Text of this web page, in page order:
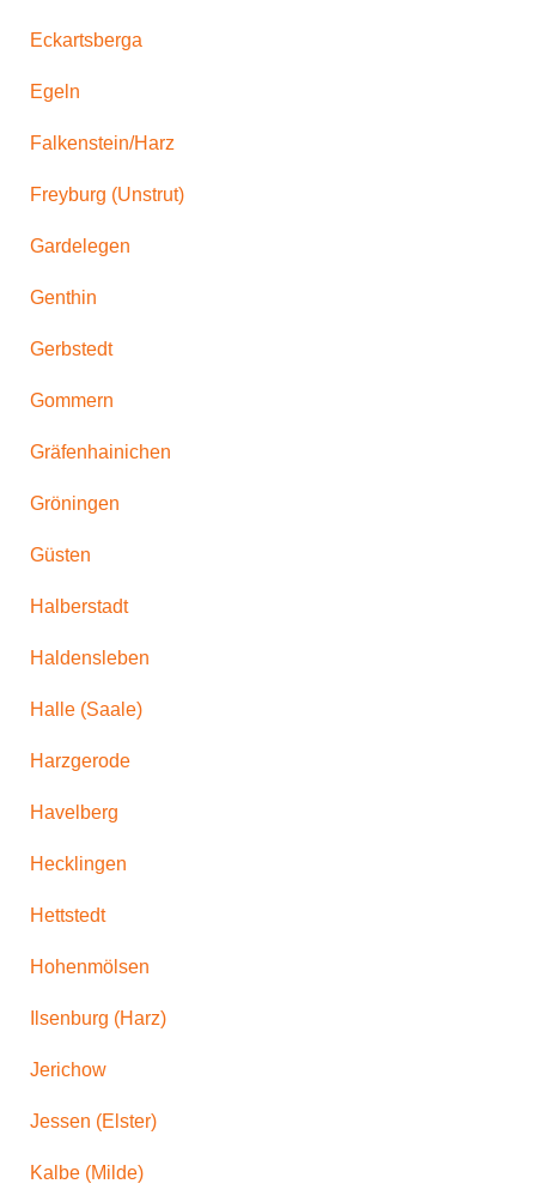
Eckartsberga
Egeln
Falkenstein/Harz
Freyburg (Unstrut)
Gardelegen
Genthin
Gerbstedt
Gommern
Gräfenhainichen
Gröningen
Güsten
Halberstadt
Haldensleben
Halle (Saale)
Harzgerode
Havelberg
Hecklingen
Hettstedt
Hohenmölsen
Ilsenburg (Harz)
Jerichow
Jessen (Elster)
Kalbe (Milde)